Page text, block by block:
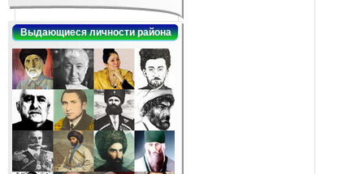
Выдающиеся личности района